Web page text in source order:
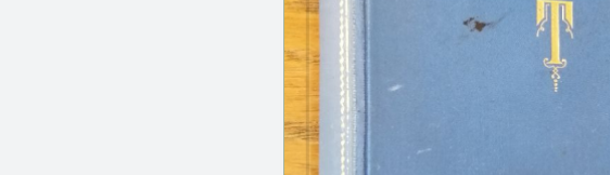
Lav Tolstoj